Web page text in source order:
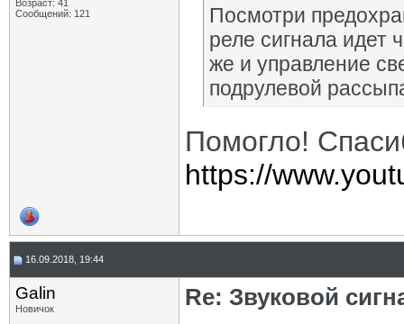
Возраст: 41
Сообщений: 121
Посмотри
реле сигнала идет
же и управление
подрулевой
Помогло!
https://
16.09.2018, 19:44
Galin
Новичок
Re: Звуковой